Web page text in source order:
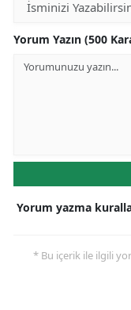
Yorum Yazın (500
Yorum yazma
* Bu içerik ile ilgili